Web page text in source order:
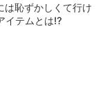
は恥ずかしくて行け
イテムとは⁉︎